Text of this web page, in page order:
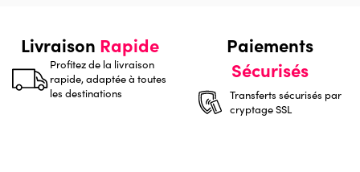
Livraison Rapide
Profitez de la livraison
rapide, adaptée à toutes
les destinations
Paiements
Sécurisés
Transferts sécurisés par
cryptage SSL